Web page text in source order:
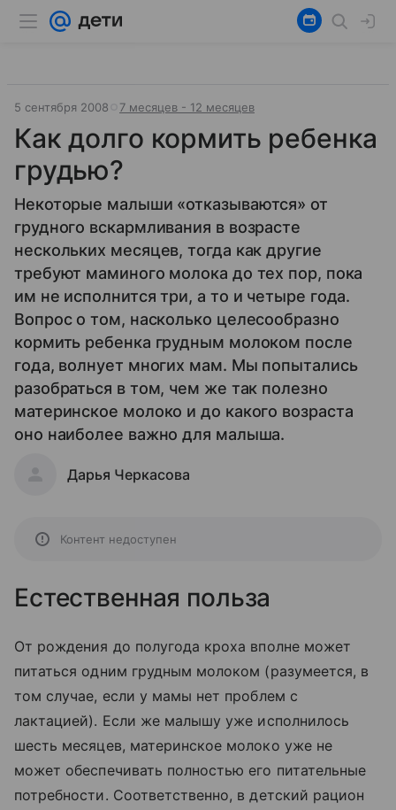
5 сентября 2008 7 месяцев - 12 месяцев
Как долго кормить ребенка
грудью?
Некоторые малыши «отказываются» от
грудного вскармливания в возрасте
нескольких месяцев, тогда как другие
требуют маминого молока до тех пор, пока
им не исполнится три, а то и четыре года.
Вопрос о том, насколько целесообразно
кормить ребенка грудным молоком после
года, волнует многих мам. Мы попытались
разобраться в том, чем же так полезно
материнское молоко и до какого возраста
оно наиболее важно для малыша.
Дарья Черкасова
Контент недоступен
Естественная польза
От рождения до полугода кроха вполне может
питаться одним грудным молоком (разумеется, в
том случае, если у мамы нет проблем с
лактацией). Если же малышу уже исполнилось
шесть месяцев, материнское молоко уже не
может обеспечивать полностью его питательные
потребности. Соответственно, в детский рацион